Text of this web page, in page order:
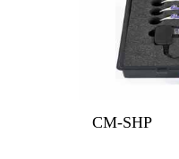
CM-SHP